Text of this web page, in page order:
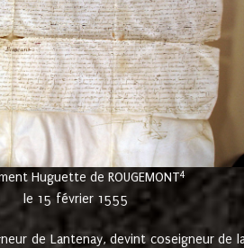
Huguette de ROUGEMONT4
le 15 février 1555
de Lantenay, devint coseigneur